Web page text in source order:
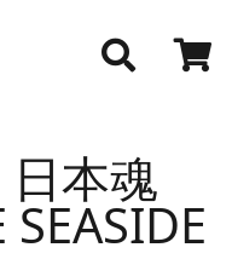
本魂